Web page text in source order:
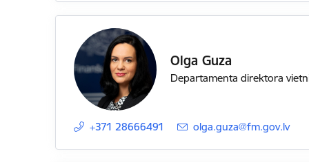
Olga Guza
Departamenta direktora
+371 28666491 E-pasts:
olga.guza@fm.gov.lv